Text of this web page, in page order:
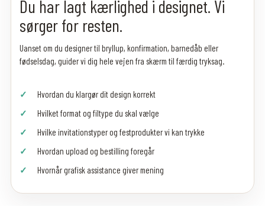
Du har lagt kærlighed i designet. Vi
sørger for resten.
Uanset om du designer til bryllup, konfirmation, barnedåb eller
fødselsdag, guider vi dig hele vejen fra skærm til færdig tryksag.
Hvordan du klargør dit design korrekt
Hvilket format og filtype du skal vælge
Hvilke invitationstyper og festprodukter vi kan trykke
Hvordan upload og bestilling foregår
Hvornår grafisk assistance giver mening